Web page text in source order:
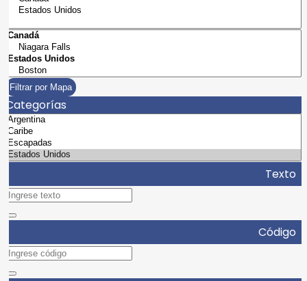
Filtrar por Mapa
Texto
Código